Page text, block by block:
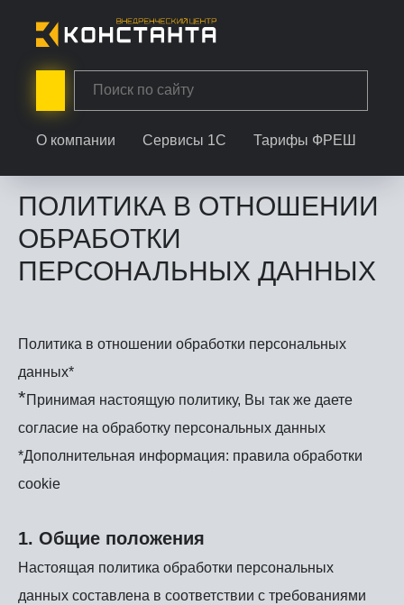
О компании Сервисы 1С Тарифы ФРЕШ
ПОЛИТИКА В ОТНОШЕНИИ
ОБРАБОТКИ
ПЕРСОНАЛЬНЫХ ДАННЫХ
Политика в отношении обработки персональных
данных*
*Принимая настоящую политику, Вы так же даете
согласие на обработку персональных данных
*Дополнительная информация: правила обработки
cookie
1. Общие положения
Настоящая политика обработки персональных
данных составлена в соответствии с требованиями